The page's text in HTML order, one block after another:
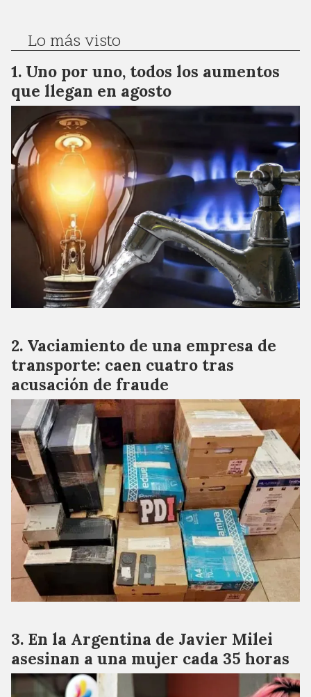
Lo más visto
Uno por uno, todos los aumentos
que llegan en agosto
Vaciamiento de una empresa de
transporte: caen cuatro tras
acusación de fraude
En la Argentina de Javier Milei
asesinan a una mujer cada 35 horas